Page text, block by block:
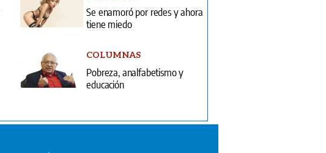
Se enamoró por redes y ahora
tiene miedo
COLUMNAS
Pobreza, analfabetismo y
educación